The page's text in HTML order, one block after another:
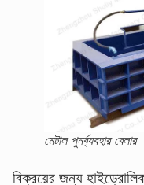
মেটাল পুনর্ব্যবহার বেলার
বিক্রয়ের জন্য